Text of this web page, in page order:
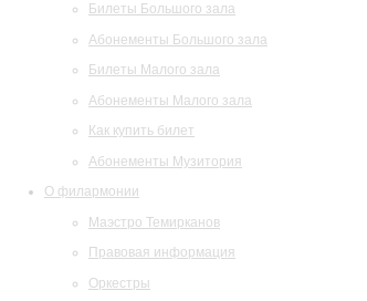
Билеты Большого зала
Абонементы Большого зала
Билеты Малого зала
Абонементы Малого зала
Как купить билет
Абонементы Музитория
О филармонии
Маэстро Темирканов
Правовая информация
Оркестры